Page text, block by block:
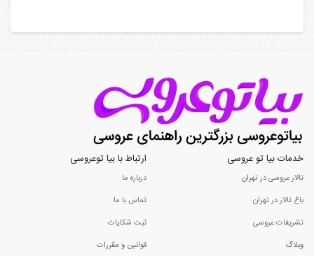
خدمات بیا تو عروسی
تالار عروسی در تهران
باغ تالار در تهران
تشریفات عروسی
وبلاگ
ارتباط با بیا توعروسی
درباره ما
تماس با ما
ثبت شکایات
قوانین و مقررات